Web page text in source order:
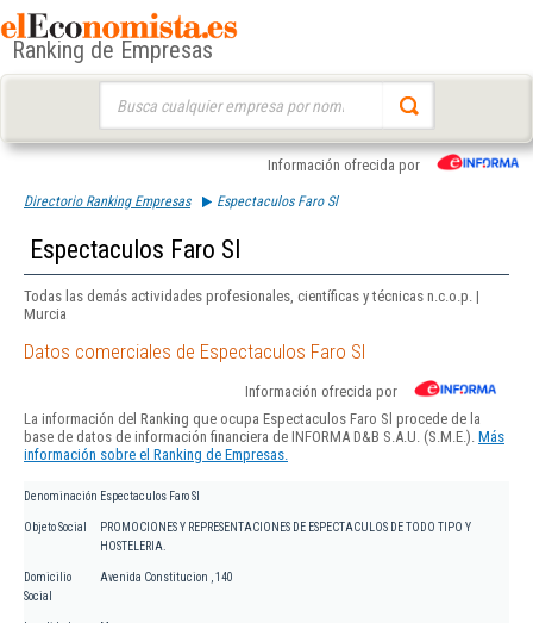
Ranking de Empresas
Información ofrecida por
Directorio Ranking Empresas Espectaculos Faro Sl
Espectaculos Faro Sl
Todas las demás actividades profesionales, científicas y técnicas n.c.o.p. |
Murcia
Datos comerciales de Espectaculos Faro Sl
Información ofrecida por
La información del Ranking que ocupa Espectaculos Faro Sl procede de la
base de datos de información financiera de INFORMA D&B S.A.U. (S.M.E.). Más
información sobre el Ranking de Empresas.
Denominación Espectaculos Faro Sl
Objeto Social
PROMOCIONES Y REPRESENTACIONES DE ESPECTACULOS DE TODO TIPO Y
HOSTELERIA.
Domicilio
Social
Avenida Constitucion , 140